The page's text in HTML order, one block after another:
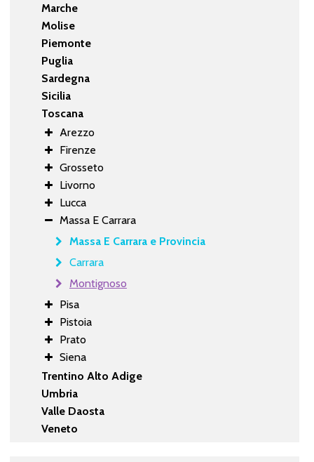
Marche
Molise
Piemonte
Puglia
Sardegna
Sicilia
Toscana
Arezzo
Firenze
Grosseto
Livorno
Lucca
Massa E Carrara
Massa E Carrara e Provincia
Carrara
Montignoso
Pisa
Pistoia
Prato
Siena
Trentino Alto Adige
Umbria
Valle Daosta
Veneto